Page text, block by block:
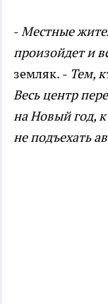
-Местные
произойдет и
земляк. - Тем,
Весь центр
на Новый год,
не подъехать